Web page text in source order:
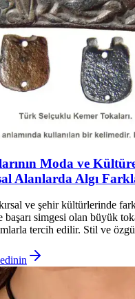
Moda ve
Alanlarda Algı
ve şehir kültürlerinde
başarı simgesi olan büyük
tercih edilir. Stil ve